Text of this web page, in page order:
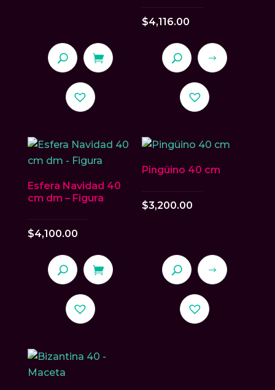
$4,116.00
producto
tiene
variantes.
opciones
página
de
producto
Esfera Navidad 40
cm dm – Figura
$4,100.00
Pingüino 40 cm
$3,200.00
producto
tiene